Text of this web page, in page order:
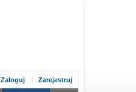
Zaloguj Zarejestruj